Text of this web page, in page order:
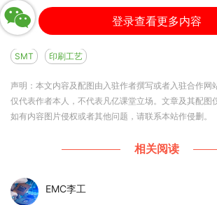
登录查看更多内容
SMT 印刷工艺
声明：本文内容及配图由入驻作者撰写或者入驻合作网
仅代表作者本人，不代表凡亿课堂立场。文章及其配图
如有内容图片侵权或者其他问题，请联系本站作侵删。
相关阅读
EMC李工